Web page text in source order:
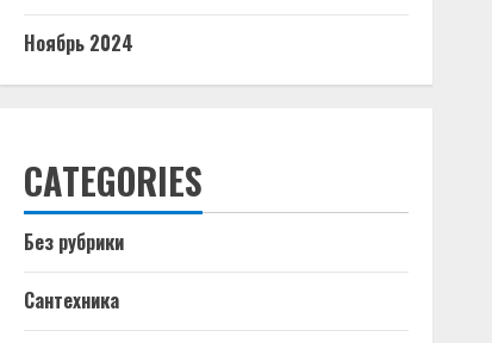
Ноябрь 2024
CATEGORIES
Без рубрики
Сантехника